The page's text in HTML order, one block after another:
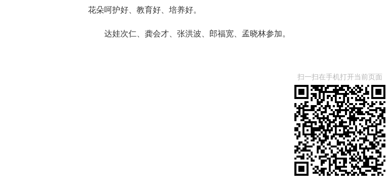
花朵呵护好、教育好、培养好。
达娃次仁、龚会才、张洪波、郎福宽、孟晓林参加。
扫一扫在手机打开当前页面